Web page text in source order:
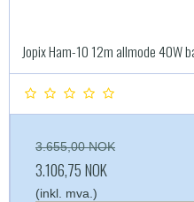
Jopix Ham-10 12m allmode 40W
3.655,00 NOK
3.106,75 NOK
(inkl. mva.)